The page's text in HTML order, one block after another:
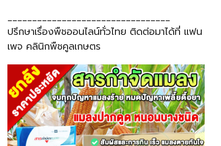
_________________________________
ปรึกษาเรื่องพืชออนไลน์ทั่วไทย ติดต่อมาได้ที่ แฟน
เพจ คลินิกพืชคูลเกษตร